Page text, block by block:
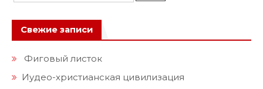
Свежие записи
Фиговый листок
Иудео-христианская цивилизация